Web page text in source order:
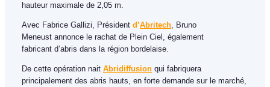
hauteur maximale de 2,05 m.
Avec Fabrice Gallizi, Président d’Abritech, Bruno
Meneust annonce le rachat de Plein Ciel, également
fabricant d’abris dans la région bordelaise.
De cette opération nait Abridiffusion qui fabriquera
principalement des abris hauts, en forte demande sur le marché,